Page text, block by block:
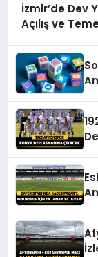
İzmir’de Dev
Açılış ve